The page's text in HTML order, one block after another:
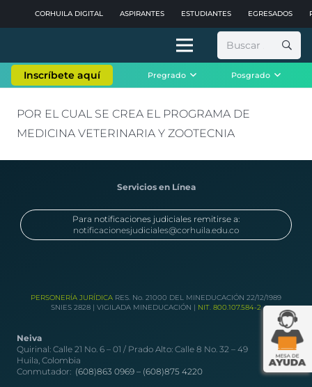
CORHUILA DIGITAL ASPIRANTES ESTUDIANTES EGRESADOS
Buscar:
Inscríbete aquí Pregrado Posgrado
POR EL CUAL SE CREA EL PROGRAMA DE
MEDICINA VETERINARIA Y ZOOTECNIA
Servicios en Línea
Para notificaciones judiciales remitirse a:
notificacionesjudiciales@corhuila.edu.co
PERSONERÍA JURÍDICA RES. No. 21000 DEL MINEDUCACIÓN 22/12/1989
SNIES 2828 | VIGILADA MINEDUCACIÓN | NIT. 800.107.584-2
Neiva
Quirinal: Calle 21 No. 6 – 01 / Prado Alto: Calle 8 No. 32 – 49
Huila, Colombia
Conmutador: (608)863 0969 – (608)875 4220